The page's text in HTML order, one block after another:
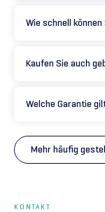
Wie schnell
Kaufen Sie auch
Welche Garantie
Mehr häufig
KONTAKT